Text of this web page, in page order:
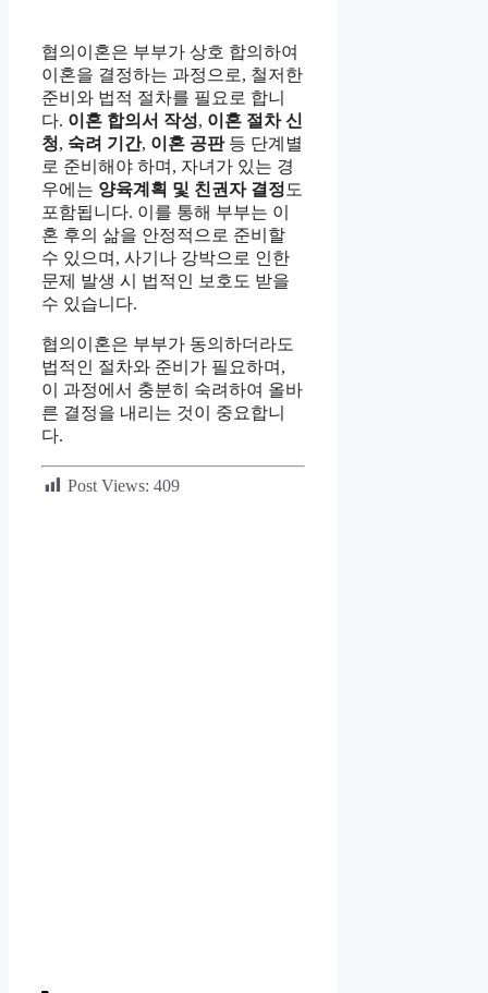
협의이혼은 부부가 상호 합의하여
이혼을 결정하는 과정으로, 철저한
준비와 법적 절차를 필요로 합니
다. 이혼 합의서 작성, 이혼 절차 신
청, 숙려 기간, 이혼 공판등 단계별
로 준비해야 하며, 자녀가 있는 경
우에는 양육계획 및 친권자 결정 도
포함됩니다. 이를 통해 부부는 이
혼 후의 삶을 안정적으로 준비할
수 있으며, 사기나 강박으로 인한
문제 발생 시 법적인 보호도 받을
수 있습니다.
협의이혼은 부부가 동의하더라도
법적인 절차와 준비가 필요하며,
이 과정에서 충분히 숙려하여 올바
른 결정을 내리는 것이 중요합니
다.
Post Views: 409